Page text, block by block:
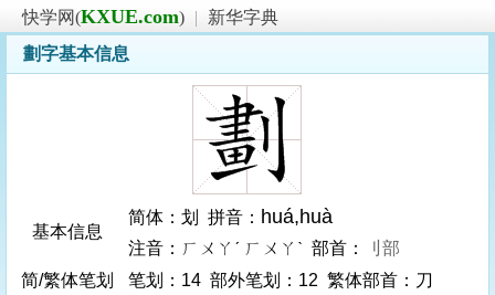
快学网(KXUE.com) |
新华字典
劃字基本信息
基本信息
简体：划 拼音： huá,huà
注音：ㄏㄨㄚˊ ㄏㄨㄚˋ 部首：
刂部
简/繁体笔划
笔划：14 部外笔划：12 繁体部首：刀